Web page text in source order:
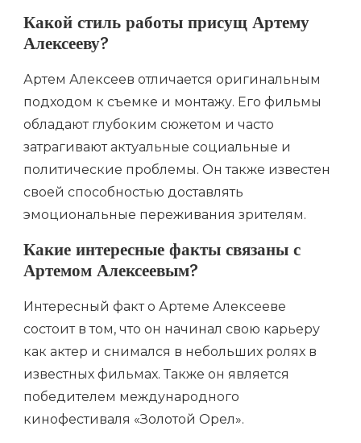
Какой стиль работы присущ Артему
Алексееву?
Артем Алексеев отличается оригинальным
подходом к съемке и монтажу. Его фильмы
обладают глубоким сюжетом и часто
затрагивают актуальные социальные и
политические проблемы. Он также известен
своей способностью доставлять
эмоциональные переживания зрителям.
Какие интересные факты связаны с
Артемом Алексеевым?
Интересный факт о Артеме Алексееве
состоит в том, что он начинал свою карьеру
как актер и снимался в небольших ролях в
известных фильмах. Также он является
победителем международного
кинофестиваля «Золотой Орел».